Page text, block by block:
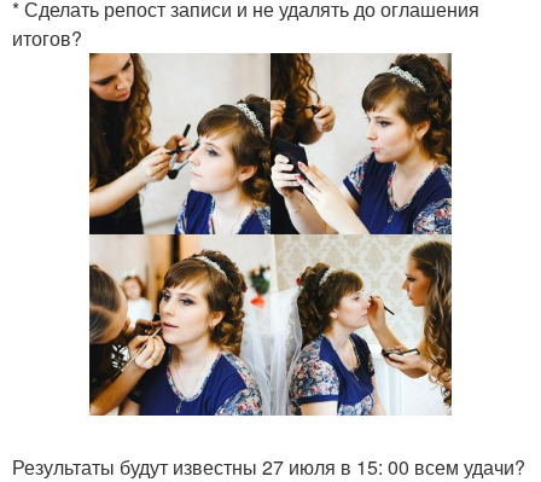
* Сделать репост записи и не удалять до оглашения
итогов?
Результаты будут известны 27 июля в 15: 00 всем удачи?